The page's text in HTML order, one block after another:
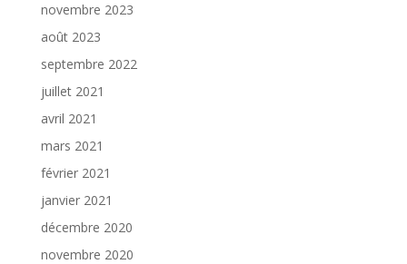
novembre 2023
août 2023
septembre 2022
juillet 2021
avril 2021
mars 2021
février 2021
janvier 2021
décembre 2020
novembre 2020